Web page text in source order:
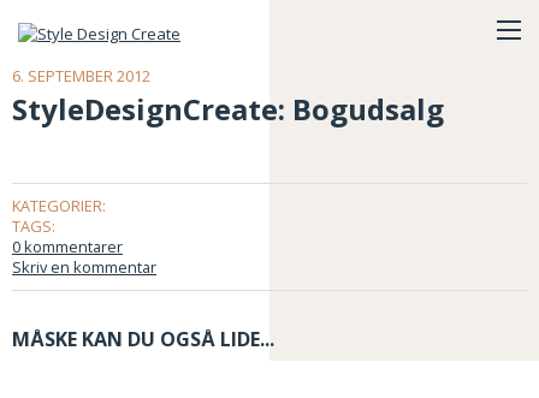
6. SEPTEMBER 2012
StyleDesignCreate: Bogudsalg
KATEGORIER:
TAGS:
0 kommentarer
Skriv en kommentar
MÅSKE KAN DU OGSÅ LIDE...